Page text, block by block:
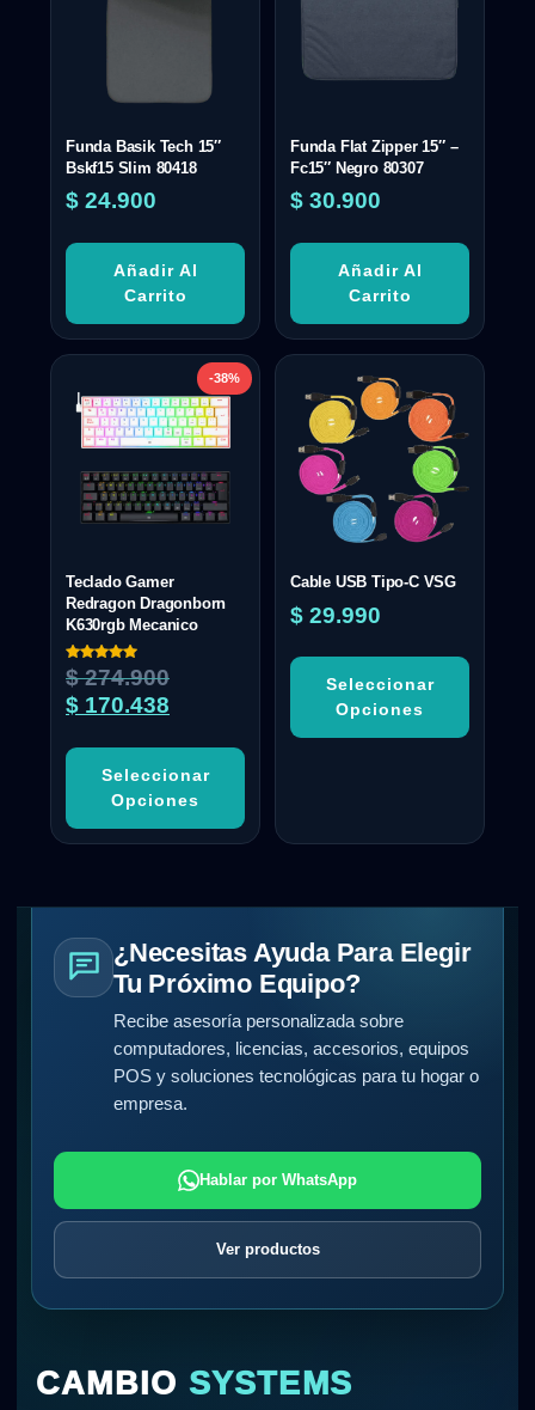
Funda Basik Tech 15″
Bskf15 Slim 80418
$ 24.900
Añadir Al
Carrito
Funda Flat Zipper 15″ –
Fc15″ Negro 80307
$ 30.900
Añadir Al
Carrito
-38%
Teclado Gamer
Redragon Dragonborn
K630rgb Mecanico
Valorado
con
5.00
de 5
$274.900
$ 170.438
Seleccionar
Opciones
Cable USB Tipo-C VSG
$ 29.990
Seleccionar
Opciones
¿Necesitas Ayuda Para Elegir
Tu Próximo Equipo?
Recibe asesoría personalizada sobre
computadores, licencias, accesorios, equipos
POS y soluciones tecnológicas para tu hogar o
empresa.
Hablar por WhatsApp
Ver productos
CAMBIO SYSTEMS